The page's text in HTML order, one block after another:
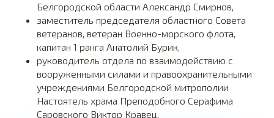
Белгородской области Александр Смирнов,
заместитель председателя областного Совета
ветеранов, ветеран Военно-морского флота,
капитан 1 ранга Анатолий Бурик,
руководитель отдела по взаимодействию с
вооруженными силами и правоохранительными
учреждениями Белгородской митрополии
Настоятель храма Преподобного Серафима
Саровского Виктор Кравец.